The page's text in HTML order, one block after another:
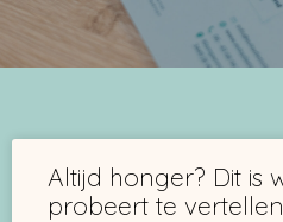
Altijd honger? Dit is
probeert te vertellen